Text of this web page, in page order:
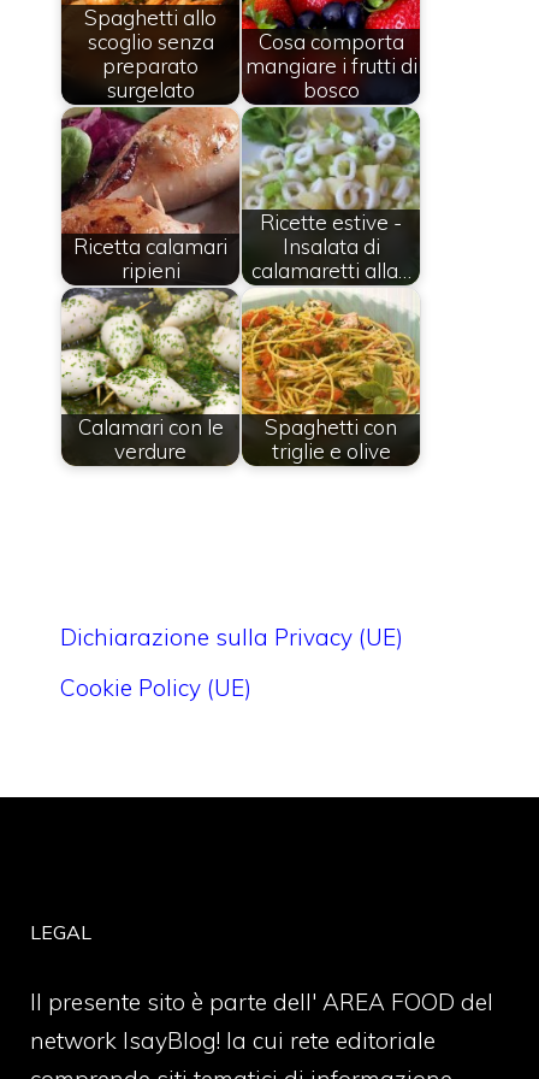
Spaghetti allo
scoglio senza
preparato
surgelato
Cosa comporta
mangiare i frutti di
bosco
Ricetta calamari
ripieni
Ricette estive -
Insalata di
calamaretti alla…
Calamari con le
verdure
Spaghetti con
triglie e olive
Dichiarazione sulla Privacy (UE)
Cookie Policy (UE)
LEGAL
Il presente sito è parte dell' AREA FOOD del
network IsayBlog! la cui rete editoriale